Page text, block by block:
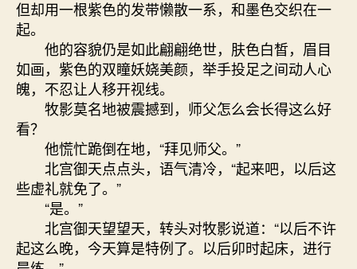
但却用一根紫色的发带懒散一系，和墨色交织在一
起。
他的容貌仍是如此翩翩绝世，肤色白皙，眉目
如画，紫色的双瞳妖娆美颜，举手投足之间动人心
魄，不忍让人移开视线。
牧影莫名地被震撼到，师父怎么会长得这么好
看？
他慌忙跪倒在地，“拜见师父。”
北宫御天点点头，语气清冷，“起来吧，以后这
些虚礼就免了。”
“是。”
北宫御天望望天，转头对牧影说道：“以后不许
起这么晚，今天算是特例了。以后卯时起床，进行